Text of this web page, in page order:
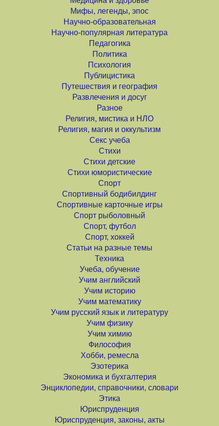
Мифы, легенды, эпос
Научно-образовательная
Научно-популярная литература
Педагогика
Политика
Психология
Публицистика
Путешествия и география
Развлечения и досуг
Разное
Религия, мистика и НЛО
Религия, магия и оккультизм
Секс учеба
Стихи
Стихи детские
Стихи юмористические
Спорт
Спортивный бодибилдинг
Спортивные карточные игры
Спорт рыболовный
Спорт, футбол
Спорт, хоккей
Статьи на разные темы
Техника
Учеба, обучение
Учим английский
Учим историю
Учим математику
Учим русский язык и литературу
Учим физику
Учим химию
Философия
Хобби, ремесла
Эзотерика
Экономика и бухгалтерия
Энциклопедии, справочники, словари
Этика
Юриспруденция
Юриспруденция, законы, акты